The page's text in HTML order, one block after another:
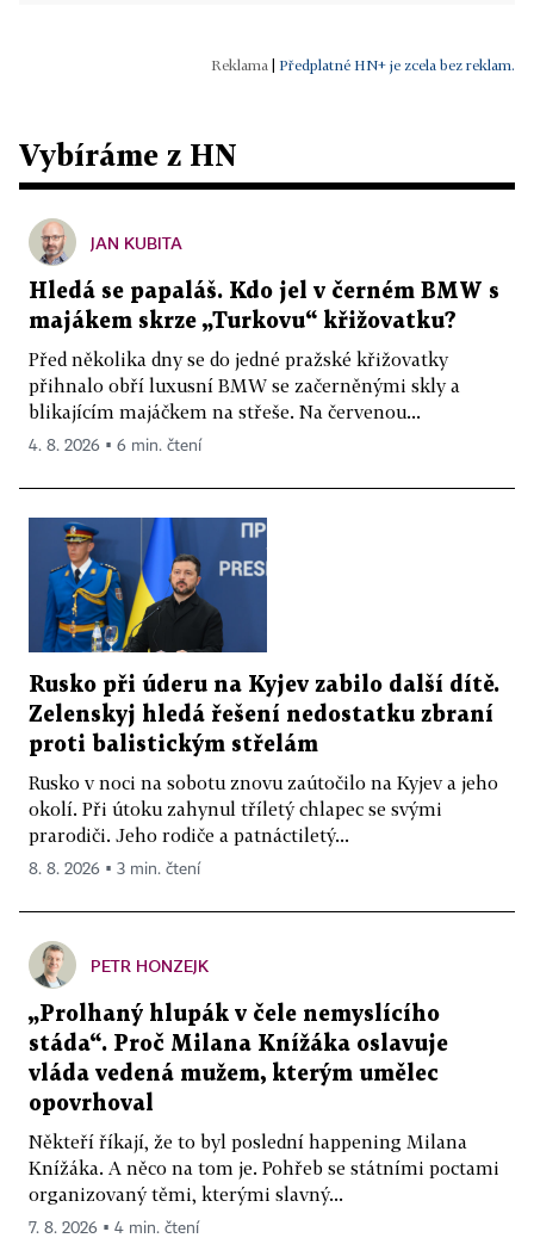
Předplatné HN+ je zcela bez reklam.
Vybíráme z HN
JAN KUBITA
Hledá se papaláš. Kdo jel v černém BMW s
majákem skrze „Turkovu“ křižovatku?
Před několika dny se do jedné pražské křižovatky
přihnalo obří luxusní BMW se začerněnými skly a
blikajícím majáčkem na střeše. Na červenou...
4. 8. 2026 ▪ 6 min. čtení
Rusko při úderu na Kyjev zabilo další dítě.
Zelenskyj hledá řešení nedostatku zbraní
proti balistickým střelám
Rusko v noci na sobotu znovu zaútočilo na Kyjev a jeho
okolí. Při útoku zahynul tříletý chlapec se svými
prarodiči. Jeho rodiče a patnáctiletý...
8. 8. 2026 ▪ 3 min. čtení
PETR HONZEJK
„Prolhaný hlupák v čele nemyslícího
stáda“. Proč Milana Knížáka oslavuje
vláda vedená mužem, kterým umělec
opovrhoval
Někteří říkají, že to byl poslední happening Milana
Knížáka. A něco na tom je. Pohřeb se státními poctami
organizovaný těmi, kterými slavný...
7. 8. 2026 ▪ 4 min. čtení